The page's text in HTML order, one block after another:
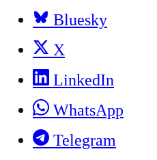
Bluesky
X
LinkedIn
WhatsApp
Telegram